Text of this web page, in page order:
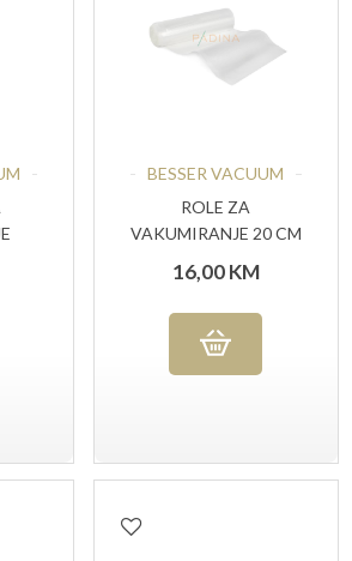
BESSER VACUUM
ROLE ZA
VAKUMIRANJE 20 CM
16,00KM